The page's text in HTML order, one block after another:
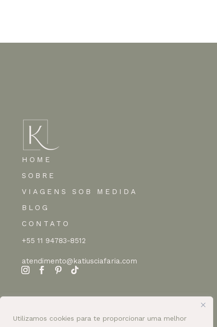
Utilizamos cookies para te proporcionar uma melhor
HOME
SOBRE
VIAGENS SOB MEDIDA
BLOG
CONTATO
+55 11 94783-8512
atendimento@katiusciafaria.com